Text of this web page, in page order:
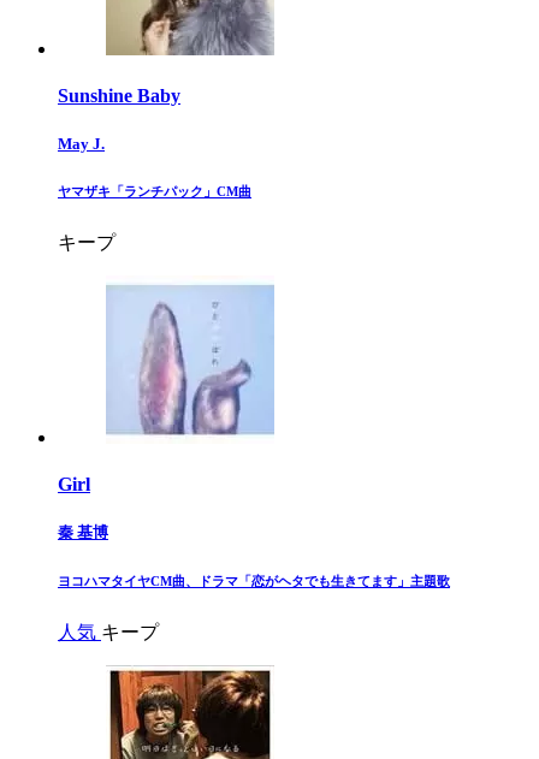
Sunshine Baby
May J.
​ヤマザキ「ランチパック」CM曲​
キープ
Girl
秦 基博
​ヨコハマタイヤCM曲、ドラマ「恋がヘタでも生きてます」主題歌​
人気 キープ